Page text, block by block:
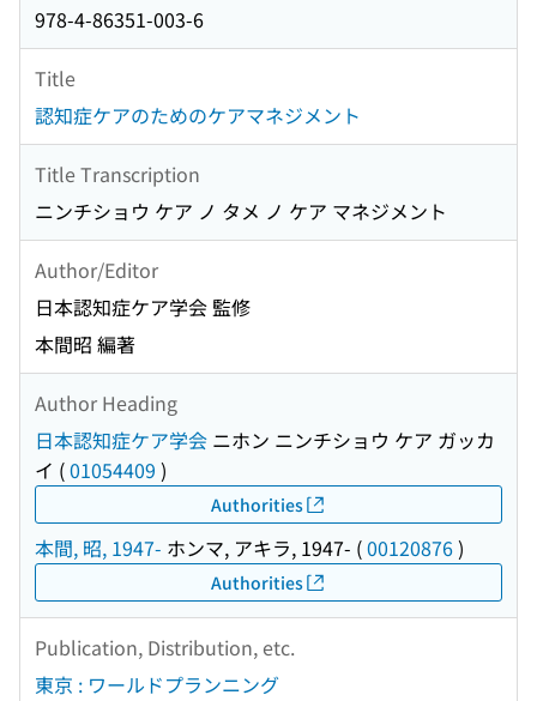
978-4-86351-003-6
Title
認知症ケアのためのケアマネジメント
Title Transcription
ニンチショウ ケア ノ タメ ノ ケア マネジメント
Author/Editor
日本認知症ケア学会 監修
本間昭 編著
Author Heading
日本認知症ケア学会 ニホン ニンチショウ ケア ガッカ
イ (01054409 )
Authorities
本間, 昭, 1947- ホンマ, アキラ, 1947- (00120876)
Authorities
Publication, Distribution, etc.
東京 : ワールドプランニング